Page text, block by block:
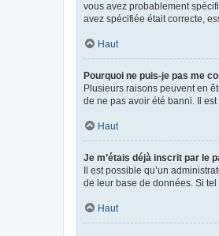
vous avez probablement
avez spécifiée était correcte,
Haut
Pourquoi ne puis-je pas me
Plusieurs raisons peuvent en
de ne pas avoir été banni. Il
Haut
Je m’étais déjà inscrit par le
Il est possible qu’un
de leur base de données. Si
Haut